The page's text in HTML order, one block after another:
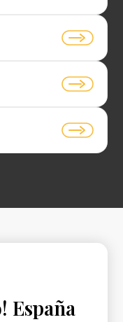
España